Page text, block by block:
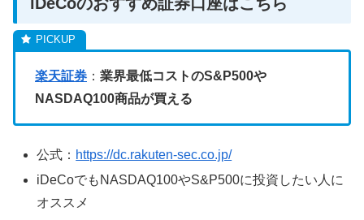
楽天証券 ： 業界最低コストのS&P500や
NASDAQ100商品が買える
公式： https://dc.rakuten-sec.co.jp/
iDeCoでもNASDAQ100やS&P500に投資したい人に
オススメ